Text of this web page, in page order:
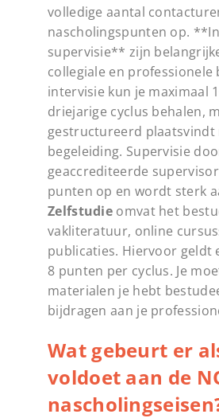
volledige aantal
nascholingspunten op.
supervisie** zijn
collegiale en professionele
intervisie kun je maximaal
driejarige cyclus behalen,
gestructureerd plaatsvindt
begeleiding. Supervisie
geaccrediteerde
punten op en wordt sterk
Zelfstudie omvat het
vakliteratuur, online
publicaties. Hiervoor geldt
8 punten per cyclus. Je
materialen je hebt
bijdragen aan je
Wat gebeurt er
voldoet aan de